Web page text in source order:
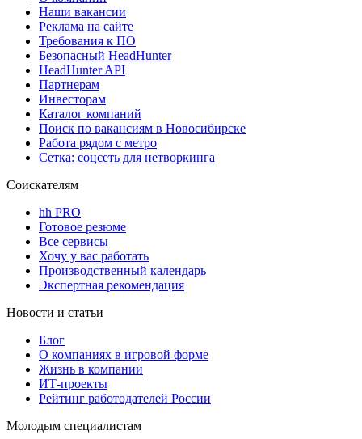
Наши вакансии
Реклама на сайте
Требования к ПО
Безопасный HeadHunter
HeadHunter API
Партнерам
Инвесторам
Каталог компаний
Поиск по вакансиям в Новосибирске
Работа рядом с метро
Сетка: соцсеть для нетворкинга
Соискателям
hh PRO
Готовое резюме
Все сервисы
Хочу у вас работать
Производственный календарь
Экспертная рекомендация
Новости и статьи
Блог
О компаниях в игровой форме
Жизнь в компании
ИТ-проекты
Рейтинг работодателей России
Молодым специалистам